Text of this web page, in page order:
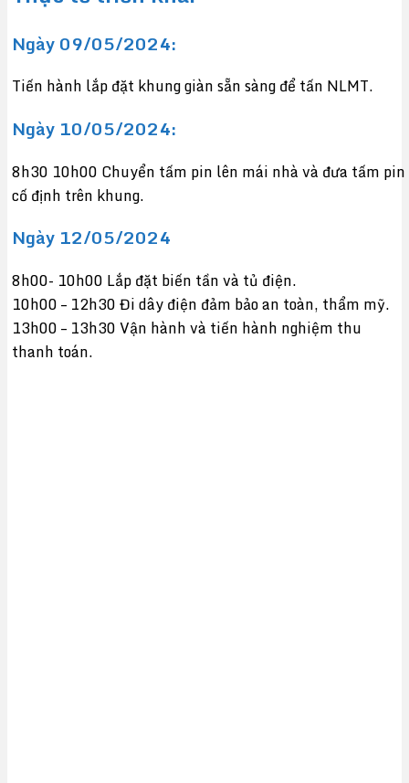
Ngày 09/05/2024:
Tiến hành lắp đặt khung giàn sẵn sàng để tấn NLMT.
Ngày 10/05/2024:
8h30 10h00 Chuyển tấm pin lên mái nhà và đưa tấm pin
cố định trên khung.
Ngày 12/05/2024
8h00- 10h00 Lắp đặt biến tần và tủ điện.
10h00 – 12h30 Đi dây điện đảm bảo an toàn, thẩm mỹ.
13h00 – 13h30 Vận hành và tiến hành nghiệm thu
thanh toán.